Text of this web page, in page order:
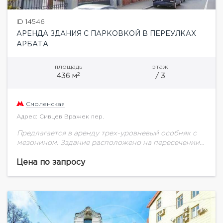
ID 14546
АРЕНДА ЗДАНИЯ С ПАРКОВКОЙ В ПЕРЕУЛКАХ
АРБАТА
площадь
436 м2
этаж
/ 3
Смоленская
Адрес: Сивцев Вражек пер.
Предлагается в аренду трех-уровневый особняк с
мезонином. Зздание расположено на пересечении
минутах ходьбы от м. Смоленская, в 100 м от...
Цена по запросу